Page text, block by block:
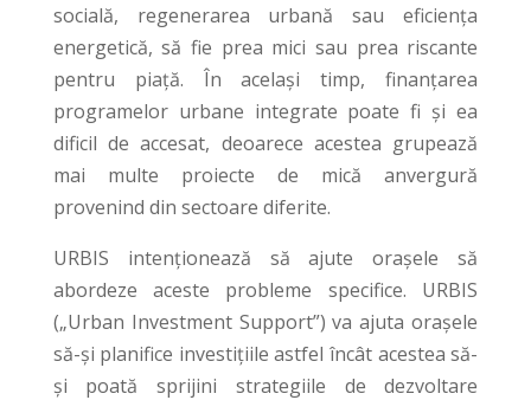
socială, regenerarea urbană sau eficiența
energetică, să fie prea mici sau prea riscante
pentru piață. În același timp, finanțarea
programelor urbane integrate poate fi și ea
dificil de accesat, deoarece acestea grupează
mai multe proiecte de mică anvergură
provenind din sectoare diferite.
URBIS intenționează să ajute orașele să
abordeze aceste probleme specifice. URBIS
(„Urban Investment Support”) va ajuta orașele
să-și planifice investițiile astfel încât acestea să-
și poată sprijini strategiile de dezvoltare